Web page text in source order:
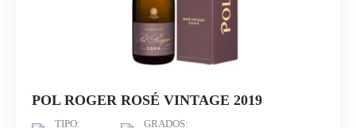
POL ROGER ROSÉ VINTAGE 2019
TIPO:
GRADOS: